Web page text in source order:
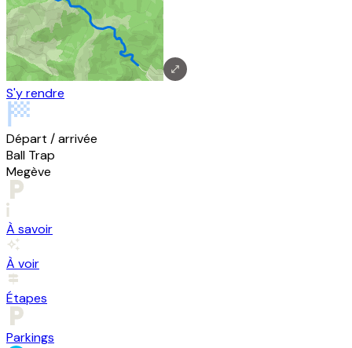
S'y rendre
Départ / arrivée
Ball Trap
Megève
À savoir
À voir
Étapes
Parkings